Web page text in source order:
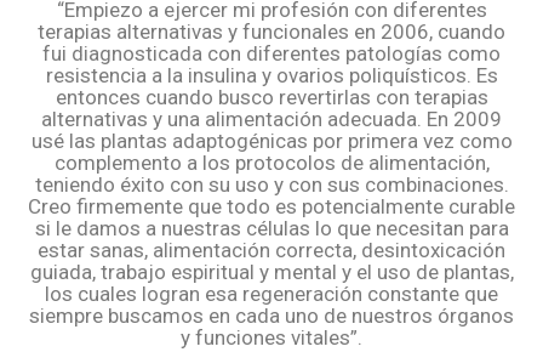
“Empiezo a ejercer mi profesión con diferentes
terapias alternativas y funcionales en 2006, cuando
fui diagnosticada con diferentes patologías como
resistencia a la insulina y ovarios poliquísticos. Es
entonces cuando busco revertirlas con terapias
alternativas y una alimentación adecuada. En 2009
usé las plantas adaptogénicas por primera vez como
complemento a los protocolos de alimentación,
teniendo éxito con su uso y con sus combinaciones.
Creo firmemente que todo es potencialmente curable
si le damos a nuestras células lo que necesitan para
estar sanas, alimentación correcta, desintoxicación
guiada, trabajo espiritual y mental y el uso de plantas,
los cuales logran esa regeneración constante que
siempre buscamos en cada uno de nuestros órganos
y funciones vitales”.